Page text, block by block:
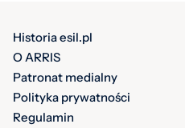
Historia esil.pl
O ARRIS
Patronat medialny
Polityka prywatności
Regulamin